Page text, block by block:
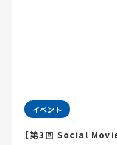
イベント
【第3回 Social Movie